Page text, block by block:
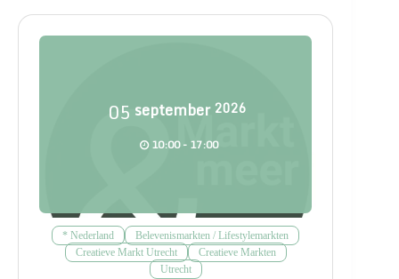
05 september 2026
10:00 - 17:00
* Nederland
Belevenismarkten / Lifestylemarkten
Creatieve Markt Utrecht
Creatieve Markten
Utrecht